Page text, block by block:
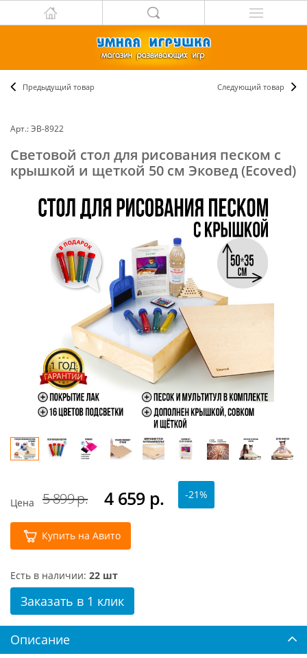
Предыдущий товар Следующий товар
Арт.: ЭВ-8922
Световой стол для рисования песком с
крышкой и щеткой 50 см Эковед (Ecoved)
Цена 5 899 р. 4 659 р. -21%
Купить на Авито
Есть в наличии: 22 шт
Заказать в 1 клик
Описание